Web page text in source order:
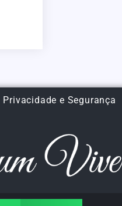
Privacidade e Segurança